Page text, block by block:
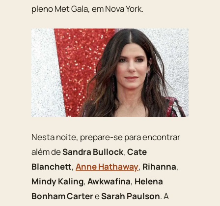
pleno Met Gala, em Nova York.
Nesta noite, prepare-se para encontrar
além deSandra Bullock, Cate
Blanchett, Anne Hathaway, Rihanna,
Mindy Kaling, Awkwafina, Helena
Bonham CartereSarah Paulson. A